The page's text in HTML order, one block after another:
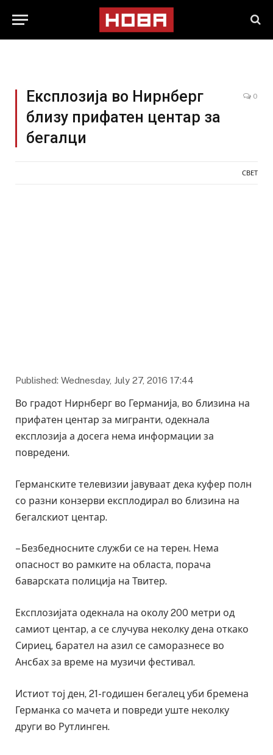
Експлозија во Нирнберг
близу прифатен центар за
бегалци
0
СВЕТ
Published: Wednesday, July 27, 2016 17:44
Во градот Нирнберг во Германија, во близина на
прифатен центар за мигранти, одекнала
експлозија а досега нема информации за
повредени.
Германските телевизии јавуваат дека куфер полн
со разни конзерви експлодирал во близина на
бегалскиот центар.
– Безбедносните служби се на терен. Нема
опасност во рамките на областа, порача
баварската полиција на Твитер.
Експлозијата одекнала на околу 200 метри од
самиот центар, а се случува неколку дена откако
Сириец, барател на азил се саморазнесе во
Ансбах за време на музичи фестивал.
Истиот тој ден, 21-годишен бегалец уби бремена
Германка со мачета и повреди уште неколку
други во Рутлинген.